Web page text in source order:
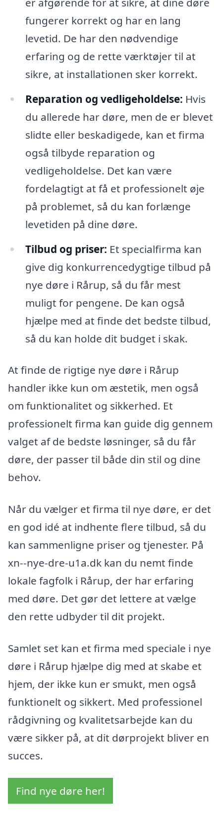
fungerer korrekt og har en lang
levetid. De har den nødvendige
erfaring og de rette værktøjer til at
sikre, at installationen sker korrekt.
Reparation og vedligeholdelse: Hvis
du allerede har døre, men de er blevet
slidte eller beskadigede, kan et firma
også tilbyde reparation og
vedligeholdelse. Det kan være
fordelagtigt at få et professionelt øje
på problemet, så du kan forlænge
levetiden på dine døre.
Tilbud og priser: Et specialfirma kan
give dig konkurrencedygtige tilbud på
nye døre i Rårup, så du får mest
muligt for pengene. De kan også
hjælpe med at finde det bedste tilbud,
så du kan holde dit budget i skak.
At finde de rigtige nye døre i Rårup
handler ikke kun om æstetik, men også
om funktionalitet og sikkerhed. Et
professionelt firma kan guide dig gennem
valget af de bedste løsninger, så du får
døre, der passer til både din stil og dine
behov.
Når du vælger et firma til nye døre, er det
en god idé at indhente flere tilbud, så du
kan sammenligne priser og tjenester. På
xn--nye-dre-u1a.dk kan du nemt finde
lokale fagfolk i Rårup, der har erfaring
med døre. Det gør det lettere at vælge
den rette udbyder til dit projekt.
Samlet set kan et firma med speciale i nye
døre i Rårup hjælpe dig med at skabe et
hjem, der ikke kun er smukt, men også
funktionelt og sikkert. Med professionel
rådgivning og kvalitetsarbejde kan du
være sikker på, at dit dørprojekt bliver en
succes.
Find nye døre her!